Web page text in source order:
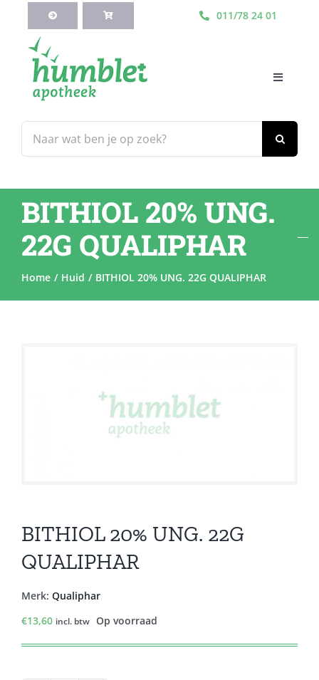
inhoud
011/78 24 01
naar:
Toggle
Webshop
Blog
Diensten
Contacteer Ons
BITHIOL 20% UNG.
22G QUALIPHAR
Home Huid BITHIOL 20% UNG. 22G QUALIPHAR
BITHIOL 20% UNG. 22G
QUALIPHAR
Merk: Qualiphar
€13,60 incl. btw Op voorraad